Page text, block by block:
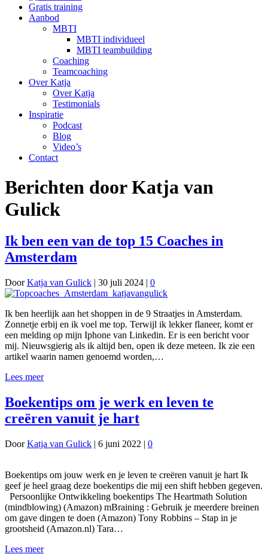
Gratis training
Aanbod
MBTI
MBTI individueel
MBTI teambuilding
Coaching
Teamcoaching
Over Katja
Over Katja
Testimonials
Inspiratie
Podcast
Blog
Video’s
Contact
Berichten door Katja van
Gulick
Ik ben een van de top 15 Coaches in
Amsterdam
DoorKatja van Gulick | 30 juli 2024 | 0
Ik ben heerlijk aan het shoppen in de 9 Straatjes in Amsterdam.
Zonnetje erbij en ik voel me top. Terwijl ik lekker flaneer, komt er
een melding op mijn Iphone van Linkedin. Er is een bericht voor
mij. Nieuwsgierig als ik altijd ben, open ik deze meteen. Ik zie een
artikel waarin namen genoemd worden,…
Lees meer
Boekentips om je werk en leven te
creëren vanuit je hart
DoorKatja van Gulick | 6 juni 2022 | 0
Boekentips om jouw werk en je leven te creëren vanuit je hart Ik
geef je heel graag deze boekentips die mij een shift hebben gegeven.
Persoonlijke Ontwikkeling boekentips The Heartmath Solution
(mindblowing) (Amazon) mBraining : Gebruik je meerdere breinen
om gave dingen te doen (Amazon) Tony Robbins – Stap in je
grootsheid (Amazon.nl) Tara…
Lees meer